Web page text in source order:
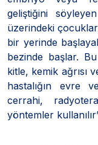
geliştiğini
üzerindeki
bir yerinde
bezinde başlar.
kitle, kemik ağrısı
hastalığın evre
cerrahi,
yöntemler